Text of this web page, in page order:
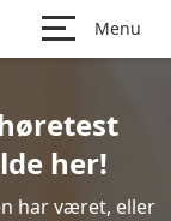
Menu
her!
har været, eller